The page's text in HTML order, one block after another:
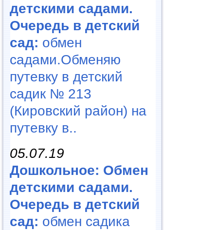
детскими садами.
Очередь в детский
сад: обмен
садами.Обменяю
путевку в детский
садик № 213
(Кировский район) на
путевку в..
05.07.19
Дошкольное: Обмен
детскими садами.
Очередь в детский
сад: обмен садика